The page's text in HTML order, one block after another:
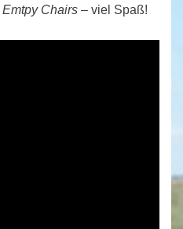
Emtpy Chairs – viel Spaß!